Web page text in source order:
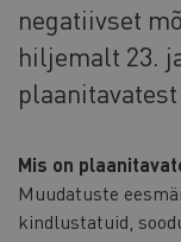
negatiivset
hiljemalt 23.
Mis on
Muudatuste
kindlustatuid,